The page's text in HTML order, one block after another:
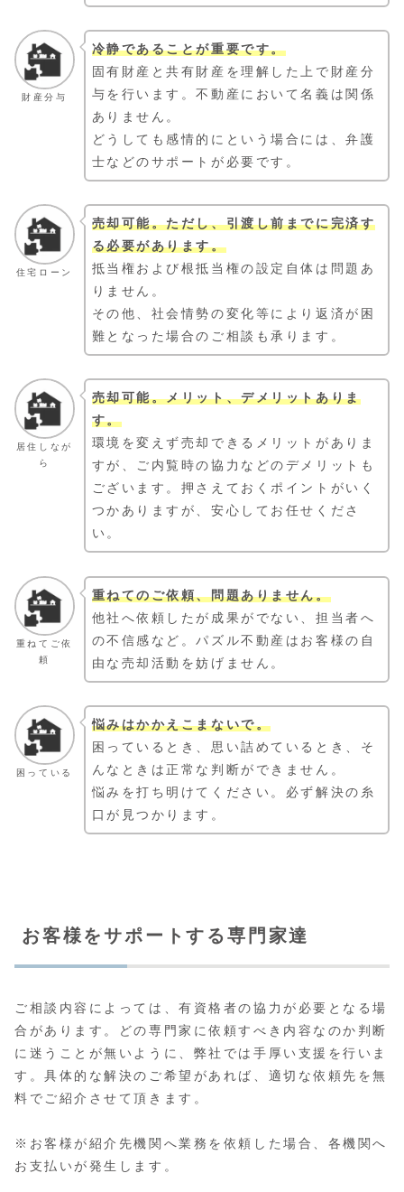
財産分与
冷静であることが重要です。
固有財産と共有財産を理解した上で財産分
与を行います。不動産において名義は関係
ありません。
どうしても感情的にという場合には、弁護
士などのサポートが必要です。
住宅ローン
売却可能。ただし、引渡し前までに完済す
る必要があります。
抵当権および根抵当権の設定自体は問題あ
りません。
その他、社会情勢の変化等により返済が困
難となった場合のご相談も承ります。
居住しなが
ら
売却可能。メリット、デメリットありま
す。
環境を変えず売却できるメリットがありま
すが、ご内覧時の協力などのデメリットも
ございます。押さえておくポイントがいく
つかありますが、安心してお任せくださ
い。
重ねてご依
頼
重ねてのご依頼、問題ありません。
他社へ依頼したが成果がでない、担当者へ
の不信感など。パズル不動産はお客様の自
由な売却活動を妨げません。
困っている
悩みはかかえこまないで。
困っているとき、思い詰めているとき、そ
んなときは正常な判断ができません。
悩みを打ち明けてください。必ず解決の糸
口が見つかります。
お客様をサポートする専門家達
ご相談内容によっては、有資格者の協力が必要となる場
合があります。どの専門家に依頼すべき内容なのか判断
に迷うことが無いように、弊社では手厚い支援を行いま
す。具体的な解決のご希望があれば、適切な依頼先を無
料でご紹介させて頂きます。
※お客様が紹介先機関へ業務を依頼した場合、各機関へ
お支払いが発生します。